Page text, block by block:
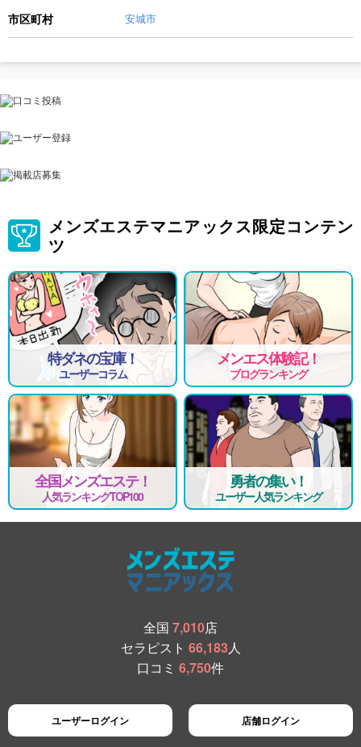
市区町村 安城市
メンズエステマニアックス限定コンテン
ツ
特ダネの宝庫！
ユーザーコラム
メンエス体験記！
ブログランキング
全国メンズエステ！
人気ランキングTOP100
勇者の集い！
ユーザー人気ランキング
全国 7,010店
セラピスト 66,183人
口コミ 6,750件
ユーザーログイン 店舗ログイン